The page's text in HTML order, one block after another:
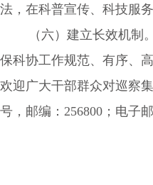
法，在科普宣传、科技服
（六）建立长效机制。
保科协工作规范、有序、高
欢迎广大干部群众对巡察
号，邮编：256800；电子